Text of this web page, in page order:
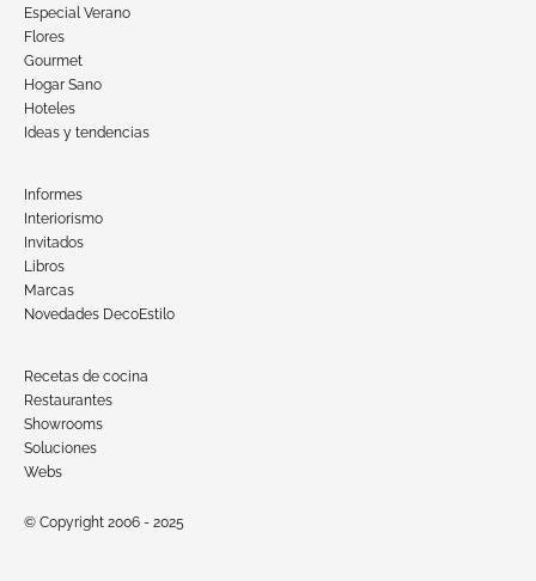
Especial Verano
Flores
Gourmet
Hogar Sano
Hoteles
Ideas y tendencias
Informes
Interiorismo
Invitados
Libros
Marcas
Novedades DecoEstilo
Recetas de cocina
Restaurantes
Showrooms
Soluciones
Webs
© Copyright 2006 - 2025